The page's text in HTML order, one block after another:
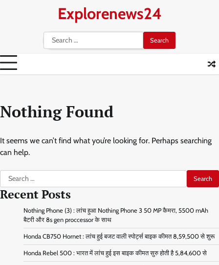
Explorenews24
Nothing Found
It seems we can’t find what you’re looking for. Perhaps searching
can help.
Recent Posts
Nothing Phone (3) : लांच हुआ Nothing Phone 3 50 MP कैमरा, 5500 mAh
बैटरी और 8s gen proccessor के साथ
Honda CB750 Hornet : लांच हुई बजट वाली स्पोर्ट्स बाइक कीमत 8,59,500 से शुरू
Honda Rebel 500 : भारत में लांच हुई इस बाइक कीमत सुरु होती है 5,84,600 से